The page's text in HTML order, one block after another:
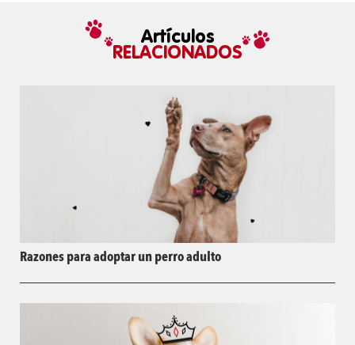
Artículos
RELACIONADOS
Razones para adoptar un perro adulto